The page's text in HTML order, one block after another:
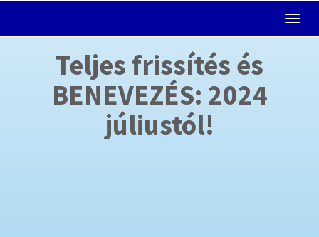
Teljes frissítés és
BENEVEZÉS: 2024
júliustól!